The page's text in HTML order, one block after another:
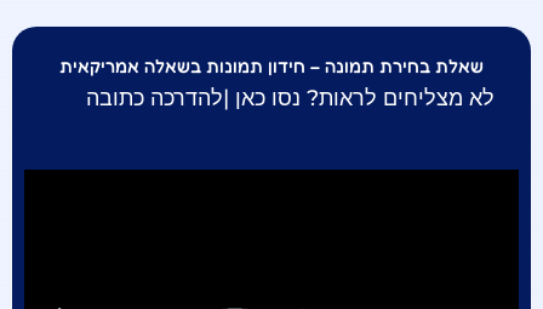
שאלת בחירת תמונה – חידון תמונות בשאלה אמריקאית
לא מצליחים לראות? נסו כאן |להדרכה כתובה